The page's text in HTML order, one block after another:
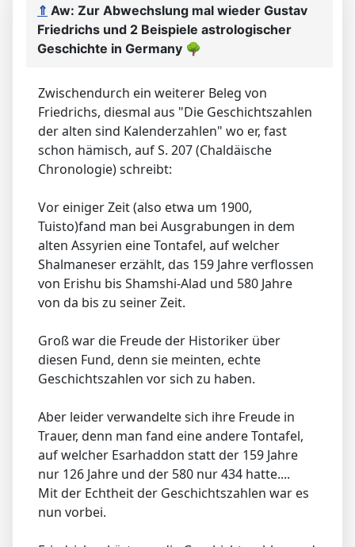
⇑ Aw: Zur Abwechslung mal wieder Gustav
Friedrichs und 2 Beispiele astrologischer
Geschichte in Germany 🌳
Zwischendurch ein weiterer Beleg von
Friedrichs, diesmal aus "Die Geschichtszahlen
der alten sind Kalenderzahlen" wo er, fast
schon hämisch, auf S. 207 (Chaldäische
Chronologie) schreibt:
Vor einiger Zeit (also etwa um 1900,
Tuisto)fand man bei Ausgrabungen in dem
alten Assyrien eine Tontafel, auf welcher
Shalmaneser erzählt, das 159 Jahre verflossen
von Erishu bis Shamshi-Alad und 580 Jahre
von da bis zu seiner Zeit.
Groß war die Freude der Historiker über
diesen Fund, denn sie meinten, echte
Geschichtszahlen vor sich zu haben.
Aber leider verwandelte sich ihre Freude in
Trauer, denn man fand eine andere Tontafel,
auf welcher Esarhaddon statt der 159 Jahre
nur 126 Jahre und der 580 nur 434 hatte....
Mit der Echtheit der Geschichtszahlen war es
nun vorbei.